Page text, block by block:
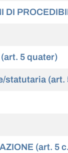
DI
5 quater)
statutaria (art.
(art. 5